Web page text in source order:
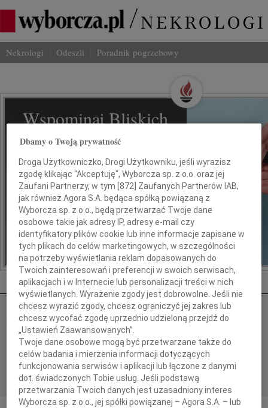
Nekrologi Odeszli Poradnik pogrzebowy
Wspominaj Bliskich
Na Odeszli.pl
Jak ich zapamiętaliśmy? Serwis
odeszli.pl z Grupy Wyborcza, to
możliwość stworzenia unikalnego
wspomnienia. Dziel się nim z rodziną i
przyjaciółmi.
*ogłoszenie
Nekrologi Kielce
JAN PACŁAWSKI 07.08.2026KIELCE
Z głębokim smutkiem przyjęliśmy wiadomość o
odejściu prof. dr hab. Jana Pacławskiego profesora
zwyczajnego nauk humanistycznych na
Uniwersytecie Jana Kochanowskiego w Kielcach,...
Dbamy o Twoją prywatność
Droga Użytkowniczko, Drogi Użytkowniku, jeśli wyrazisz
zgodę klikając "Akceptuję", Wyborcza sp. z o.o. oraz jej
Zaufani Partnerzy, w tym [872 ] Zaufanych Partnerów IAB,
jak również Agora S.A. będąca spółką powiązaną z
Wyborcza sp. z o.o., będą przetwarzać Twoje dane
osobowe takie jak adresy IP, adresy e-mail czy
identyfikatory plików cookie lub inne informacje zapisane w
tych plikach do celów marketingowych, w szczególności
na potrzeby wyświetlania reklam dopasowanych do
Twoich zainteresowań i preferencji w swoich serwisach,
aplikacjach i w Internecie lub personalizacji treści w nich
wyświetlanych. Wyrażenie zgody jest dobrowolne. Jeśli nie
chcesz wyrazić zgody, chcesz ograniczyć jej zakres lub
chcesz wycofać zgodę uprzednio udzieloną przejdź do
„Ustawień Zaawansowanych”.
Twoje dane osobowe mogą być przetwarzane także do
celów badania i mierzenia informacji dotyczących
funkcjonowania serwisów i aplikacji lub łączone z danymi
dot. świadczonych Tobie usług. Jeśli podstawą
przetwarzania Twoich danych jest uzasadniony interes
Wyborcza sp. z o.o., jej spółki powiązanej – Agora S.A. – lub